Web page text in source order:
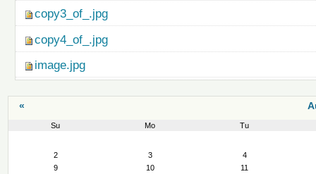
copy3_of_.jpg
copy4_of_.jpg
image.jpg
«
Su Mo Tu
2 3
4
9
10
11